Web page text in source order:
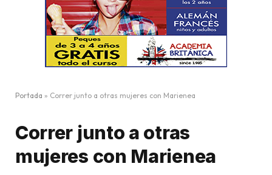
Portada » Correr junto a otras mujeres con Marienea
Correr junto a otras
mujeres con Marienea